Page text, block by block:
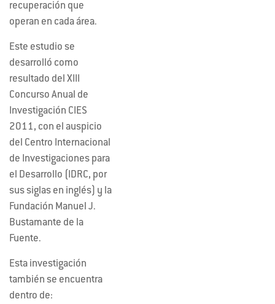
recuperación que
operan en cada área.
Este estudio se
desarrolló como
resultado del XIII
Concurso Anual de
Investigación CIES
2011, con el auspicio
del Centro Internacional
de Investigaciones para
el Desarrollo (IDRC, por
sus siglas en inglés) y la
Fundación Manuel J.
Bustamante de la
Fuente.
Esta investigación
también se encuentra
dentro de: